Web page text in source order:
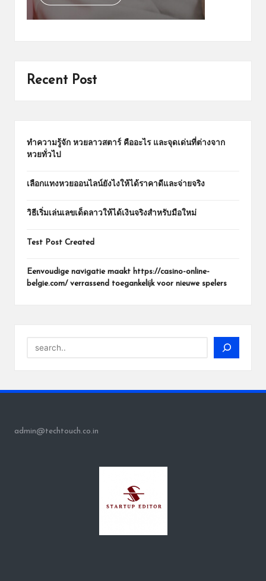
Recent Post
ทำความรู้จัก หวยลาวสตาร์ คืออะไร และจุดเด่นที่ต่างจาก
หวยทั่วไป
เลือกแทงหวยออนไลน์ยังไงให้ได้ราคาดีและจ่ายจริง
วิธีเริ่มเล่นเลขเด็ดลาวให้ได้เงินจริงสำหรับมือใหม่
Test Post Created
Eenvoudige navigatie maakt https://casino-online-
belgie.com/ verrassend toegankelijk voor nieuwe spelers
admin@techtouch.co.in